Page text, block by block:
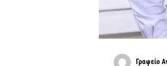
Γραφείο